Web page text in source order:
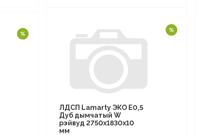
ЛДСП Lamarty ЭКО E0,5
Дуб дымчатый W
рэйвуд 2750х1830х10
мм